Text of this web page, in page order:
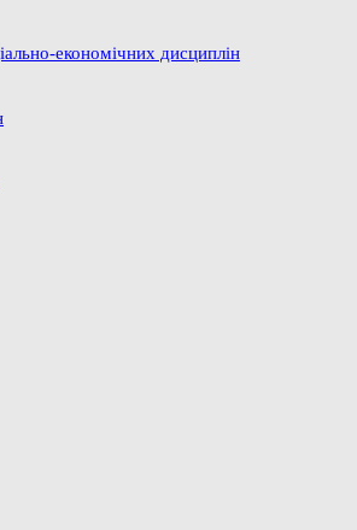
економічних дисциплін